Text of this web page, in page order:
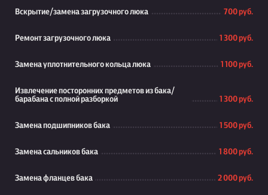
Вскрытие/замена загрузочного люка 700 руб.
Ремонт загрузочного люка 1 300 руб.
Замена уплотнительного кольца люка 1 100 руб.
Извлечение посторонних предметов из бака/
барабана с полной разборкой
1 300 руб.
Замена подшипников бака 1 500 руб.
Замена сальников бака 1 800 руб.
Замена фланцев бака 2 000 руб.